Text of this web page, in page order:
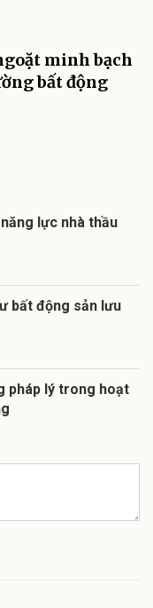
minh bạch
bất động
lực nhà thầu
bất động sản lưu
pháp lý trong hoạt